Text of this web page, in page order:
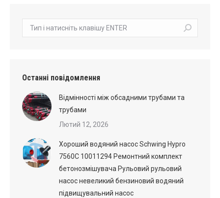
пошук:
Останні повідомлення
Відмінності між обсадними трубами та
трубами
Лютий 12, 2026
Хороший водяний насос Schwing Hypro
7560C 10011294 Ремонтний комплект
бетонозмішувача Рульовий рульовий
насос невеликий бензиновий водяний
підвищувальний насос